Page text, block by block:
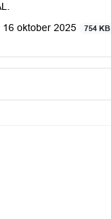
16 oktober 2025 754 KB